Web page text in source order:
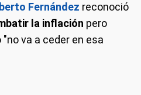
Fernández reconoció
la inflación pero
va a ceder en esa